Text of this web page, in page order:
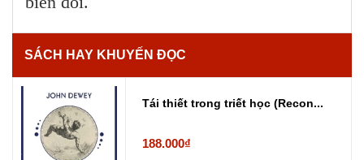
SÁCH HAY KHUYẾN ĐỌC
Tái thiết trong triết học (Recon...
188.000₫